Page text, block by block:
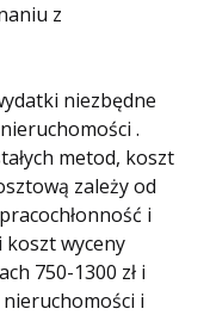
z
niezbędne
.
metod, koszt
zależy od
i
koszt wyceny
750-1300 zł i
i